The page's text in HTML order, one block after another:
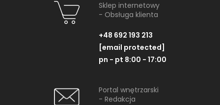
Sklep internetowy
- Obsługa klienta
+48 692 193 213
[email protected]
pn - pt 8:00 - 17:00
Portal wnętrzarski
- Redakcja